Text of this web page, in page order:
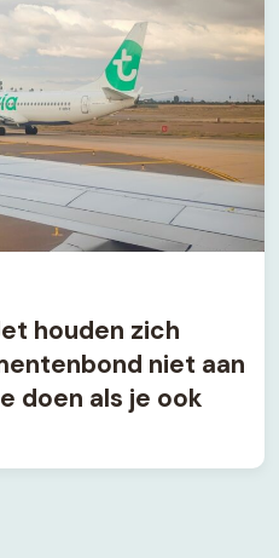
houden zich
niet aan
doen als je ook